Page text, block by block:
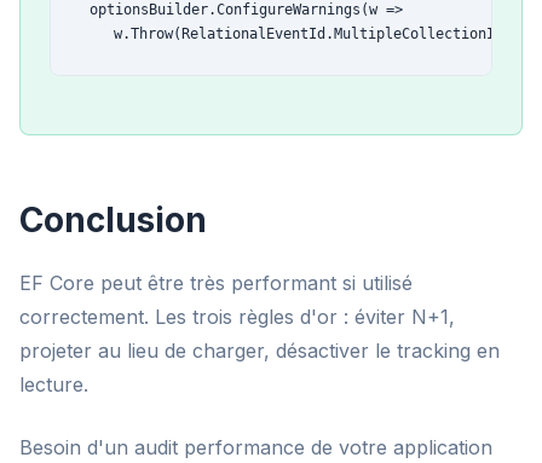
optionsBuilder.ConfigureWarnings(w =>
Conclusion
EF Core peut être très performant si utilisé
correctement. Les trois règles d'or : éviter N+1,
projeter au lieu de charger, désactiver le tracking en
lecture.
Besoin d'un audit performance de votre application